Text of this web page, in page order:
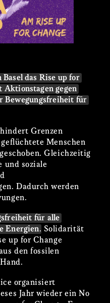
das Rise up for
Aktionstagen gegen
Bewegungsfreiheit für
Grenzen
Menschen
Gleichzeitig
und soziale
Dadurch werden
für alle
Energien. Solidarität
up for Change
den fossilen
organisiert
Jahr wieder ein No